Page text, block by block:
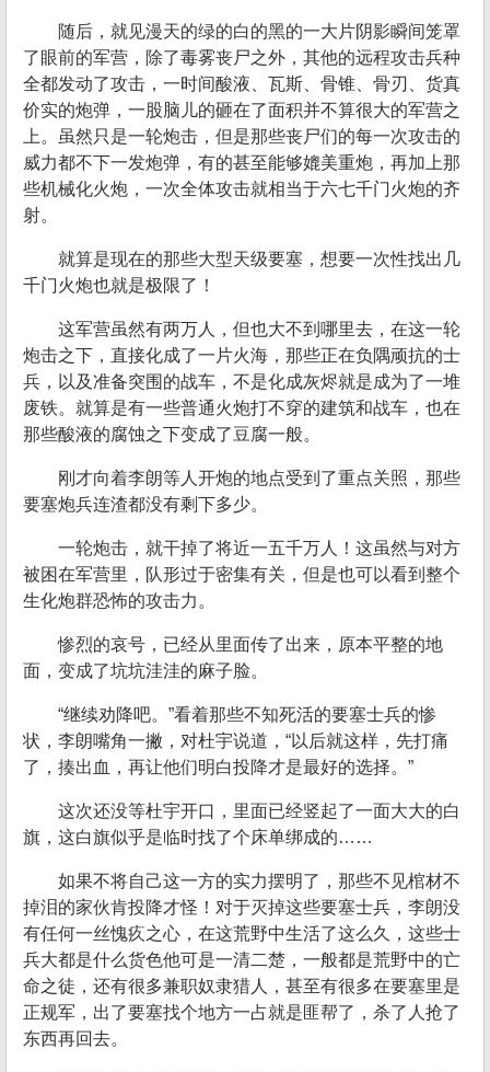
随后，就见漫天的绿的白的黑的一大片阴影瞬间笼罩
了眼前的军营，除了毒雾丧尸之外，其他的远程攻击兵种
全都发动了攻击，一时间酸液、瓦斯、骨锥、骨刃、货真
价实的炮弹，一股脑儿的砸在了面积并不算很大的军营之
上。虽然只是一轮炮击，但是那些丧尸们的每一次攻击的
威力都不下一发炮弹，有的甚至能够媲美重炮，再加上那
些机械化火炮，一次全体攻击就相当于六七千门火炮的齐
射。
就算是现在的那些大型天级要塞，想要一次性找出几
千门火炮也就是极限了！
这军营虽然有两万人，但也大不到哪里去，在这一轮
炮击之下，直接化成了一片火海，那些正在负隅顽抗的士
兵，以及准备突围的战车，不是化成灰烬就是成为了一堆
废铁。就算是有一些普通火炮打不穿的建筑和战车，也在
那些酸液的腐蚀之下变成了豆腐一般。
刚才向着李朗等人开炮的地点受到了重点关照，那些
要塞炮兵连渣都没有剩下多少。
一轮炮击，就干掉了将近一五千万人！这虽然与对方
被困在军营里，队形过于密集有关，但是也可以看到整个
生化炮群恐怖的攻击力。
惨烈的哀号，已经从里面传了出来，原本平整的地
面，变成了坑坑洼洼的麻子脸。
“继续劝降吧。”看着那些不知死活的要塞士兵的惨
状，李朗嘴角一撇，对杜宇说道，“以后就这样，先打痛
了，揍出血，再让他们明白投降才是最好的选择。”
这次还没等杜宇开口，里面已经竖起了一面大大的白
旗，这白旗似乎是临时找了个床单绑成的……
如果不将自己这一方的实力摆明了，那些不见棺材不
掉泪的家伙肯投降才怪！对于灭掉这些要塞士兵，李朗没
有任何一丝愧疚之心，在这荒野中生活了这么久，这些士
兵大都是什么货色他可是一清二楚，一般都是荒野中的亡
命之徒，还有很多兼职奴隶猎人，甚至有很多在要塞里是
正规军，出了要塞找个地方一占就是匪帮了，杀了人抢了
东西再回去。